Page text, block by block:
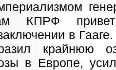
КПРФ
в
крайнюю
в Европе,